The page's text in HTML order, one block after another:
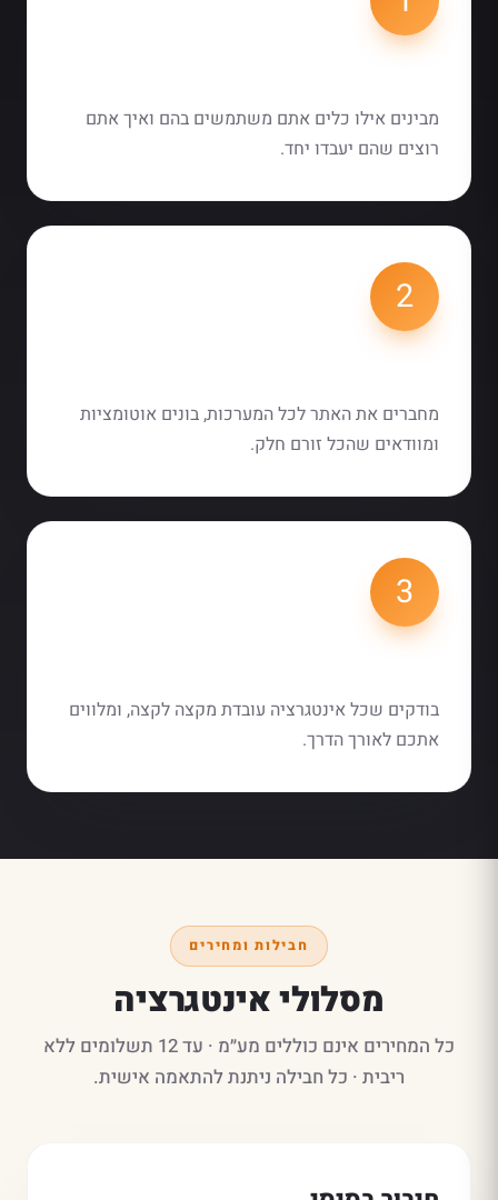
מבינים אילו כלים אתם משתמשים בהם ואיך אתם
רוצים שהם יעבדו יחד.
2
מחברים את האתר לכל המערכות, בונים אוטומציות
ומוודאים שהכל זורם חלק.
3
בודקים שכל אינטגרציה עובדת מקצה לקצה, ומלווים
אתכם לאורך הדרך.
חבילות ומחירים
מסלולי אינטגרציה
כל המחירים אינם כוללים מע״מ · עד 12 תשלומים ללא
ריבית · כל חבילה ניתנת להתאמה אישית.